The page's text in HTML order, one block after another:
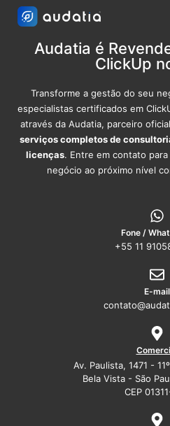
Audatia é
ClickUp
Transforme a gestão do seu
especialistas certificados em
através da Audatia, parceiro
serviços completos de
licenças. Entre em contato
negócio ao próximo nível
Fone /
+55 11
E-mail
Av. Paulista, 1471 -
Bela Vista - São
CEP